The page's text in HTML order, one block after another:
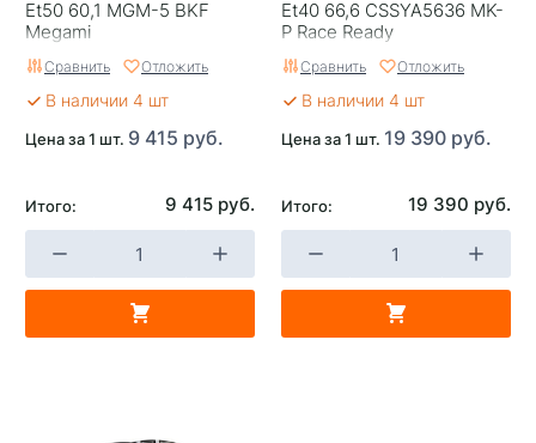
Replica
Завод изготовитель
ТЗСК
Et50 60,1 MGM-5 BKF
Megami
Сравнить Отложить
В наличии 4 шт
Цена за 1 шт. 9 415 руб.
Итого: 9 415 руб.
Et40 66,6 CSSYA5636 MK-
P Race Ready
Сравнить Отложить
В наличии 4 шт
Цена за 1 шт. 19 390 руб.
Итого: 19 390 руб.